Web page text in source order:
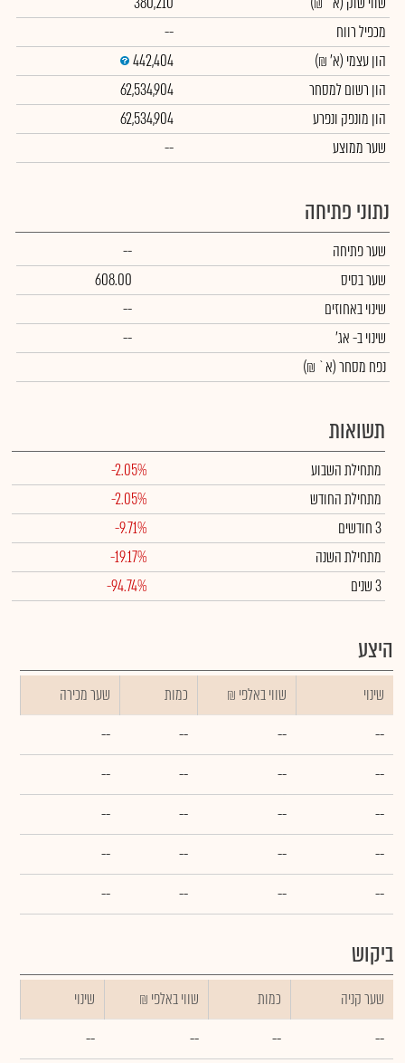
מכפיל רווח
--
הון עצמי (א' ₪)
442,404
הון רשום למסחר
62,534,904
הון מונפק ונפרע
62,534,904
שער ממוצע
--
נתוני פתיחה
שער פתיחה
--
שער בסיס
608.00
שינוי באחוזים
--
שינויב- אג'
--
נפח מסחר(א` ₪)
תשואות
מתחילת השבוע
-2.05%
מתחילת החודש
-2.05%
3 חודשים
-9.71%
מתחילת השנה
-19.17%
3 שנים
-94.74%
היצע
שינוי ₪ שווי באלפי כמות
שער מכירה
--
--
--
--
--
--
--
--
--
--
--
--
--
--
--
--
--
--
--
--
ביקוש
שער קניה כמות ₪ שווי באלפי
שינוי
--
--
--
--